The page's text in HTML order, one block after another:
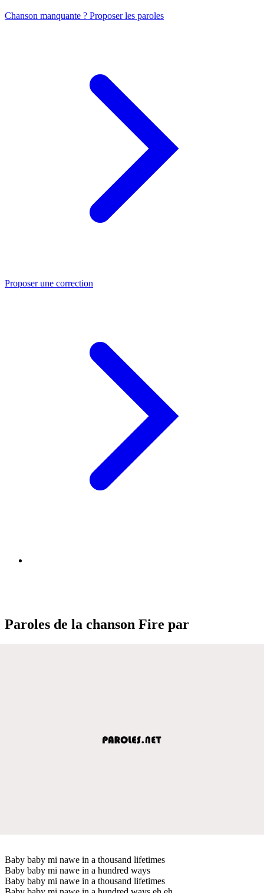
Chanson manquante ? Proposer les paroles
Proposer une correction
Paroles de la chanson Fire par
Baby baby mi nawe in a thousand lifetimes
Baby baby mi nawe in a hundred ways
Baby baby mi nawe in a thousand lifetimes